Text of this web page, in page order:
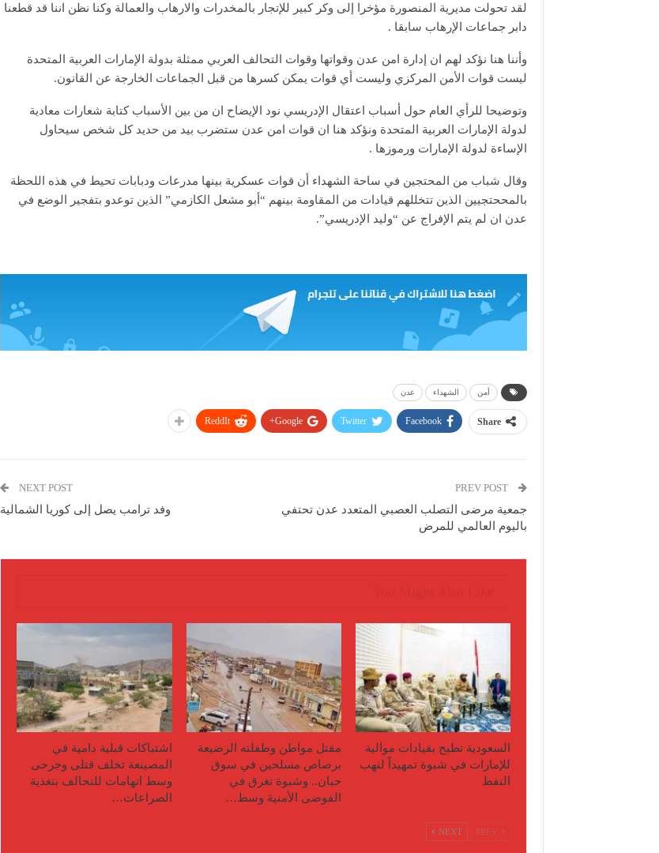
لقد تحولت مديرية المنصورة مؤخرا إلى وكر كبير للإتجار بالمخدرات والارهاب والعمالة وكنا نظن اننا قد قطعنا
دابر جماعات الإرهاب سابقا .
وأننا هنا نؤكد لهم ان إدارة امن عدن وقواتها وقوات التحالف العربي ممثلة بدولة الإمارات العربية المتحدة
ليست قوات الأمن المركزي وليست أي قوات يمكن كسرها من قبل الجماعات الخارجة عن القانون.
وتوضيحا للرأي العام حول أسباب اعتقال الإدريسي نود الإيضاح ان من بين الأسباب كتابة شعارات معادية
لدولة الإمارات العربية المتحدة ونؤكد هنا ان قوات امن عدن ستضرب بيد من حديد كل شخص سيحاول
الإساءة لدولة الإمارات ورموزها .
وقال شباب من المحتجين في ساحة الشهداء أن قوات عسكرية بينها مدرعات ودبابات تحيط في هذه اللحظة
بالمححتجيين الذين تتخللهم قيادات من المقاومة بينهم “أبو مشعل الكازمي” الذين توعدو بتفجير الوضع في
عدن ان لم يتم الإفراج عن “وليد الإدريسي”.
أمن الشهداء عدن
Share
Facebook
Twitter
Google+
ReddIt
‎جمعية مرضى التصلب العصبي المتعدد عدن تحتفي
باليوم العالمي للمرض
NEXT POST
وفد ترامب يصل إلى كوريا الشمالية
السعودية تطيح بقيادات موالية
للإمارات في شبوة تمهيداً لنهب
النفط
مقتل مواطن وطفلته الرضيعة
برصاص مسلحين في سوق
حبان.. وشبوة تغرق في
الفوضى الأمنية وسط…
اشتباكات قبلية دامية في
المصينعة تخلف قتلى وجرحى
وسط اتهامات للتحالف بتغذية
الصراعات…
NEXT